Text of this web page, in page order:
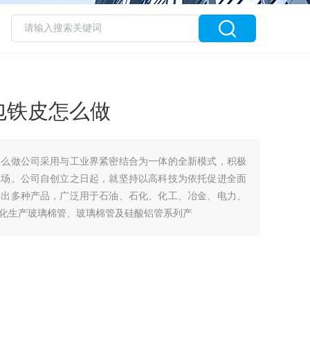
铁皮怎么做
做公司采用与工业界紧密结合为一体的全新模式，积极
。公司自创立之日起，就坚持以高科技为依托促进全面
多种产品，广泛用于石油、石化、化工、冶金、电力、
生产玻璃棉管、玻璃棉管及硅酸铝管系列产